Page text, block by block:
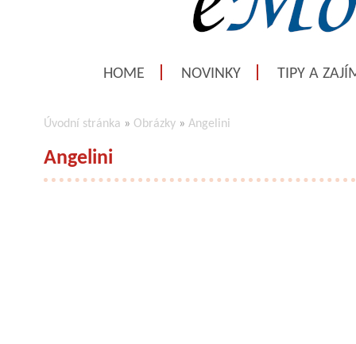
HOME NOVINKY TIPY A
Úvodní stránka » Obrázky » Angelini
Angelini